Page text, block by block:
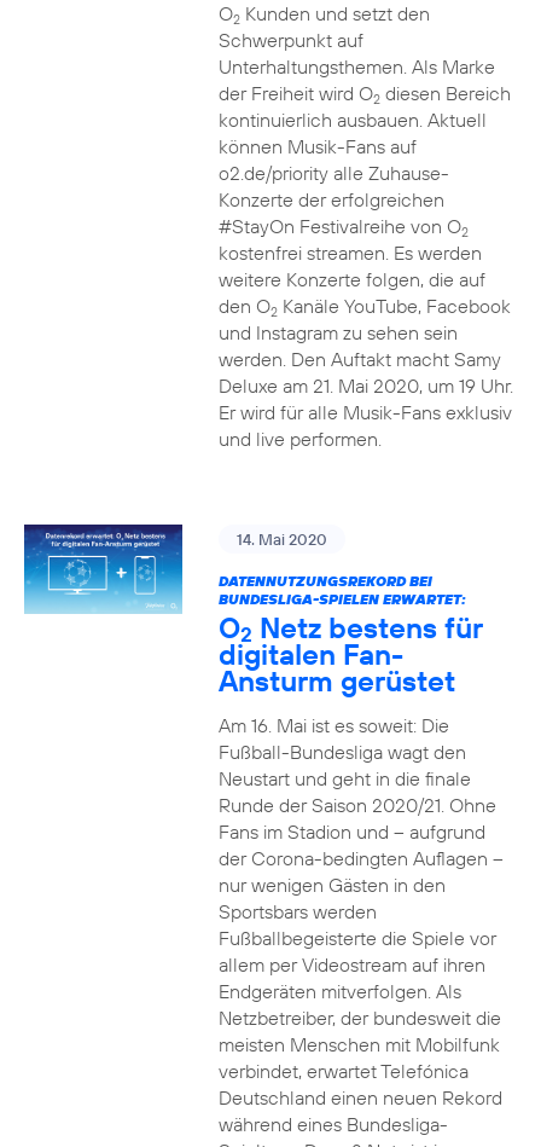
O2Kunden und setzt den
Schwerpunkt auf
Unterhaltungsthemen. Als Marke
der Freiheit wird O2diesen Bereich
kontinuierlich ausbauen. Aktuell
können Musik-Fans auf
o2.de/priority alle Zuhause-
Konzerte der erfolgreichen
#StayOn Festivalreihe von O2
kostenfrei streamen. Es werden
weitere Konzerte folgen, die auf
den O2Kanäle YouTube, Facebook
und Instagram zu sehen sein
werden. Den Auftakt macht Samy
Deluxe am 21. Mai 2020, um 19 Uhr.
Er wird für alle Musik-Fans exklusiv
und live performen.
14. Mai 2020
DATENNUTZUNGSREKORD BEI
BUNDESLIGA-SPIELEN ERWARTET:
O2 Netz bestens für
digitalen Fan-
Ansturm gerüstet
Am 16. Mai ist es soweit: Die
Fußball-Bundesliga wagt den
Neustart und geht in die finale
Runde der Saison 2020/21. Ohne
Fans im Stadion und – aufgrund
der Corona-bedingten Auflagen –
nur wenigen Gästen in den
Sportsbars werden
Fußballbegeisterte die Spiele vor
allem per Videostream auf ihren
Endgeräten mitverfolgen. Als
Netzbetreiber, der bundesweit die
meisten Menschen mit Mobilfunk
verbindet, erwartet Telefónica
Deutschland einen neuen Rekord
während eines Bundesliga-